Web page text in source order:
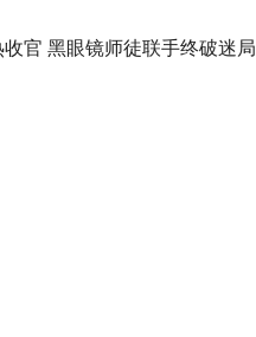
官 黑眼镜师徒联手终破迷局